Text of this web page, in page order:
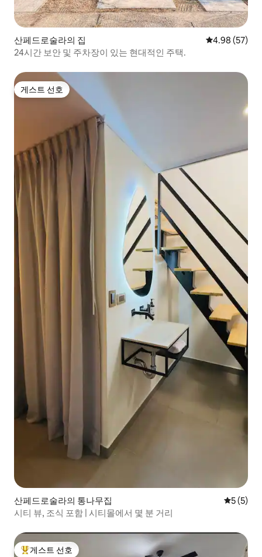
산페드로술라의 집 평점 4.98점(5
4.98 (57)
24시간 보안 및 주차장이 있는 현대적인 주택.
게스트 선호
게스트 선호
산페드로술라의 통나무집 평점 5점
5 (5)
시티 뷰, 조식 포함 | 시티몰에서 몇 분 거리
게스트 선호